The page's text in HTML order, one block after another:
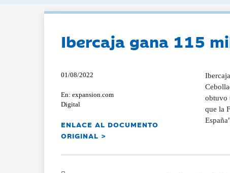
Ibercaja gana 115
01/08/2022
En: expansion.com
Digital
ENLACE AL DOCUMENTO
ORIGINAL >
obtuvo
que la